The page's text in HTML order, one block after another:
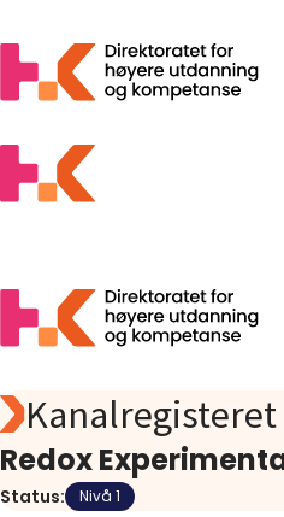
Søk
Åpen tilgang
Statistikk
Kanalregisteret
Redox
Status: Nivå 1